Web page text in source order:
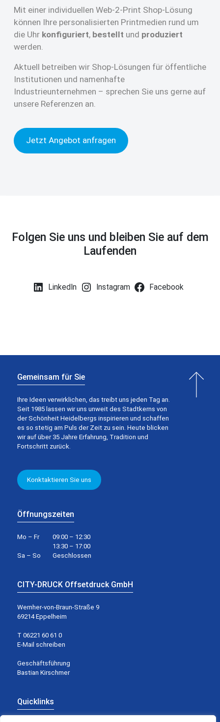
Mit einer individuellen Web-2-Print Shop-Lösung
können Ihre personalisierten Printmedien rund um
die Uhr konfiguriert, bestellt und produziert
werden.
Aktuell betreiben wir Shop-Lösungen für öffentliche
Institutionen und namenhafte
Industrieunternehmen – sprechen Sie uns gerne auf
unsere Referenzen an.
Jetzt Angebot anfragen
Folgen Sie uns und bleiben Sie auf dem
Laufenden
LinkedIn Instagram Facebook
Gemeinsam für Sie
Ihre Ideen verwirklichen, das treibt uns jeden Tag an.
Seit 1985 lassen wir uns unweit des Stadtkerns von
der Schönheit Heidelbergs inspirieren und schaffen
es so stetig am Puls der Zeit zu sein. Heute blicken
wir auf über 35 Jahre Erfahrung, Tradition und
Fortschritt zurück.
Konktaktieren Sie uns
Öffnungszeiten
Mo – Fr
Sa – So
09:00 – 12:30
13:30 – 17:00
Geschlossen
CITY-DRUCK Offsetdruck GmbH
Wernher-von-Braun-Straße 9
69214 Eppelheim
T 06221 60 61 0
E-Mail schreiben
Geschäftsführung
Bastian Kirschmer
Quicklinks